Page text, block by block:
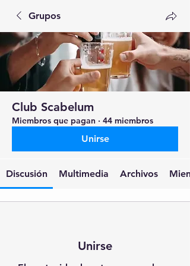
Grupos
Club Scabelum
Miembros que pagan · 44 miembros
Unirse
Discusión Multimedia Archivos
Unirse